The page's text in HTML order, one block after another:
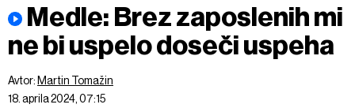
Medle: Brez zaposlenih mi
ne bi uspelo doseči uspeha
Avtor: Martin Tomažin
18. aprila 2024, 07:15